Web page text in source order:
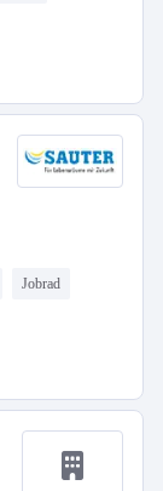
Jobrad